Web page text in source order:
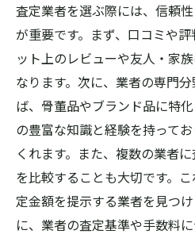
査定業者を選ぶ際には、信頼
が重要です。まず、口コミや
ット上のレビューや友人・家
なります。次に、業者の専門
ば、骨董品やブランド品に特
の豊富な知識と経験を持って
くれます。また、複数の業者
を比較することも大切です。
定金額を提示する業者を見つ
に、業者の査定基準や手数料